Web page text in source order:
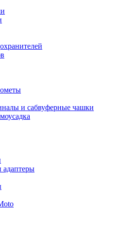
и сабвуферные чашки
адаптеры